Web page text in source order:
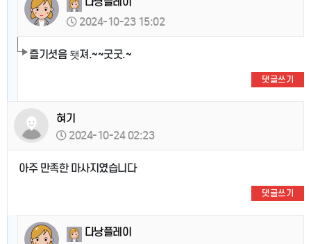
2024-10-23 15:02
즐기셧음 됏져.~~굿굿.~
댓글쓰기
혀기
2024-10-24 02:23
아주 만족한 마사지였습니다
댓글쓰기
다낭플레이